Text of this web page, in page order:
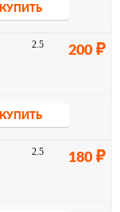
КУПИТЬ
2.5 200
КУПИТЬ
2.5 180